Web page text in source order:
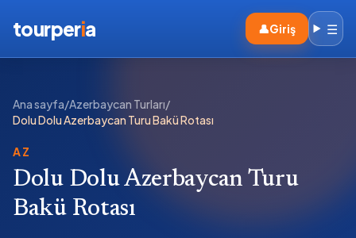
tourperia 👤Giriş ☰
Ana sayfa/Azerbaycan Turları/
Dolu Dolu Azerbaycan Turu Bakü Rotası
AZ
Dolu Dolu Azerbaycan Turu
Bakü Rotası